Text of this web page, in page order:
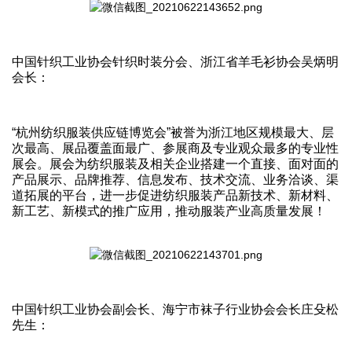
中国针织工业协会针织时装分会、浙江省羊毛衫协会吴炳明
会长：
“杭州纺织服装供应链博览会”被誉为浙江地区规模最大、层
次最高、展品覆盖面最广、参展商及专业观众最多的专业性
展会。展会为纺织服装及相关企业搭建一个直接、面对面的
产品展示、品牌推荐、信息发布、技术交流、业务洽谈、渠
道拓展的平台，进一步促进纺织服装产品新技术、新材料、
新工艺、新模式的推广应用，推动服装产业高质量发展！
中国针织工业协会副会长、海宁市袜子行业协会会长庄殳松
先生：